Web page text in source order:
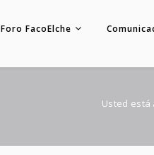
Foro FacoElche
Usted está